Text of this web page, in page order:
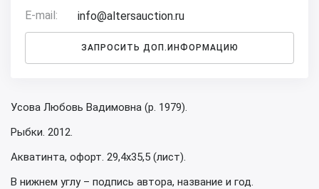
E-mail: info@altersauction.ru
ЗАПРОСИТЬ ДОП.ИНФОРМАЦИЮ
Усова Любовь Вадимовна (р. 1979).
Рыбки. 2012.
Акватинта, офорт. 29,4х35,5 (лист).
В нижнем углу – подпись автора, название и год.